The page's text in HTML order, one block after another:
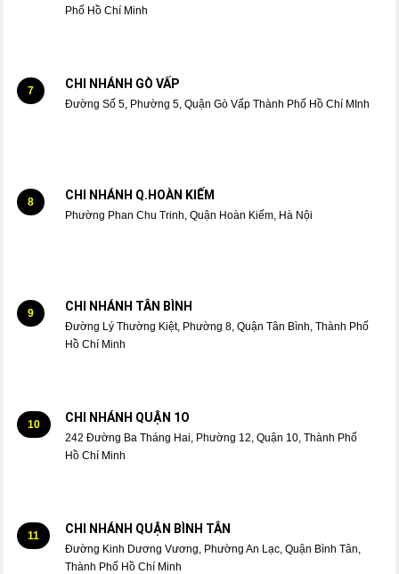
Phố Hồ Chí Minh
7 CHI NHÁNH GÒ VẤP
Đường Số 5, Phường 5, Quận Gò Vấp Thành Phố Hồ Chí MInh
8 CHI NHÁNH Q.HOÀN KIẾM
Phường Phan Chu Trinh, Quận Hoàn Kiếm, Hà Nội
9 CHI NHÁNH TÂN BÌNH
Đường Lý Thường Kiệt, Phường 8, Quận Tân Bình, Thành Phố
Hồ Chí Minh
10 CHI NHÁNH QUẬN 1O
242 Đường Ba Tháng Hai, Phường 12, Quận 10, Thành Phố
Hồ Chí Minh
11 CHI NHÁNH QUẬN BÌNH TÂN
Đường Kinh Dương Vương, Phường An Lạc, Quận Bình Tân,
Thành Phố Hồ Chí Minh